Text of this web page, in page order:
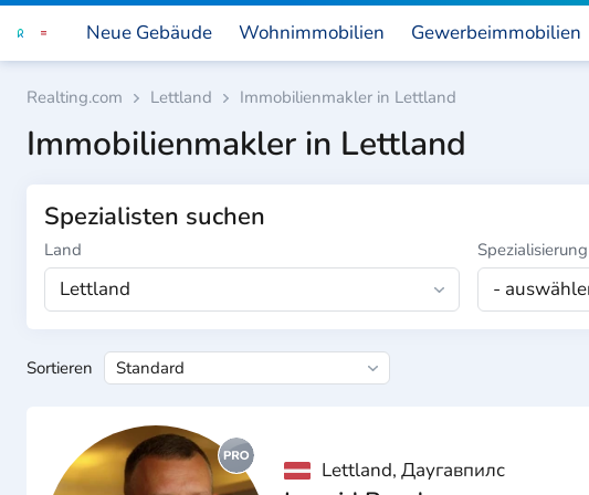
Neue Gebäude Wohnimmobilien Gewerbeimmobilien
Realting.com Lettland Immobilienmakler in Lettland
Immobilienmakler in Lettland
Spezialisten suchen
Land
Lettland
Spezialisierung
Sortieren
Lettland, Даугавпилс